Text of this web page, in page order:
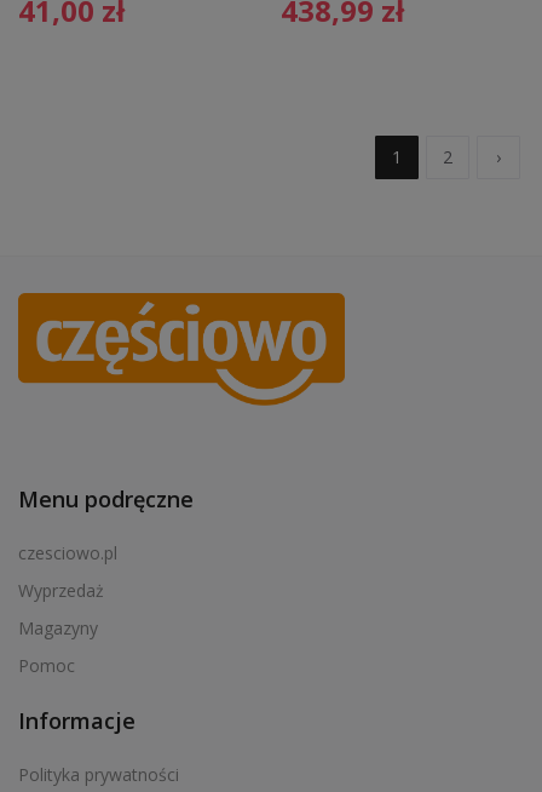
41,00 zł 438,99 zł
1 2 ›
Menu podręczne
czesciowo.pl
Wyprzedaż
Magazyny
Pomoc
Informacje
Polityka prywatności